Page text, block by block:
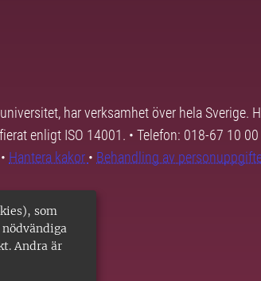
som
Andra är
har verksamhet över hela Sverige.
enligt ISO 14001. • Telefon: 018-67 10
• Hantera kakor • Behandling av